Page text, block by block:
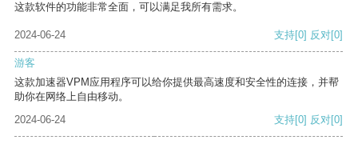
这款软件的功能非常全面，可以满足我所有需求。
2024-06-24 支持[0] 反对[0]
游客
这款加速器VPM应用程序可以给你提供最高速度和安全性的连接，并帮
助你在网络上自由移动。
2024-06-24
支持[0] 反对[0]